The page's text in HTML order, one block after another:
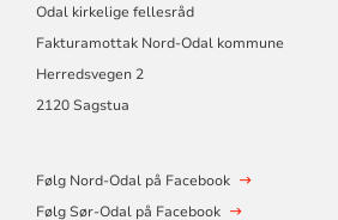
Odal kirkelige fellesråd
Fakturamottak Nord-Odal kommune
Herredsvegen 2
2120 Sagstua
Følg Nord-Odal på Facebook
Følg Sør-Odal på Facebook